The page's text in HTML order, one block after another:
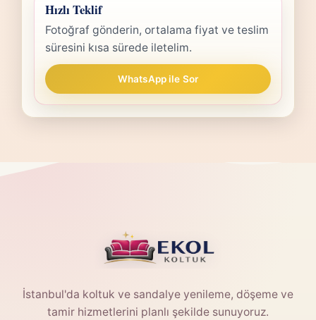
Hızlı Teklif
Fotoğraf gönderin, ortalama fiyat ve teslim
süresini kısa sürede iletelim.
WhatsApp ile Sor
İstanbul'da koltuk ve sandalye yenileme, döşeme ve
tamir hizmetlerini planlı şekilde sunuyoruz.